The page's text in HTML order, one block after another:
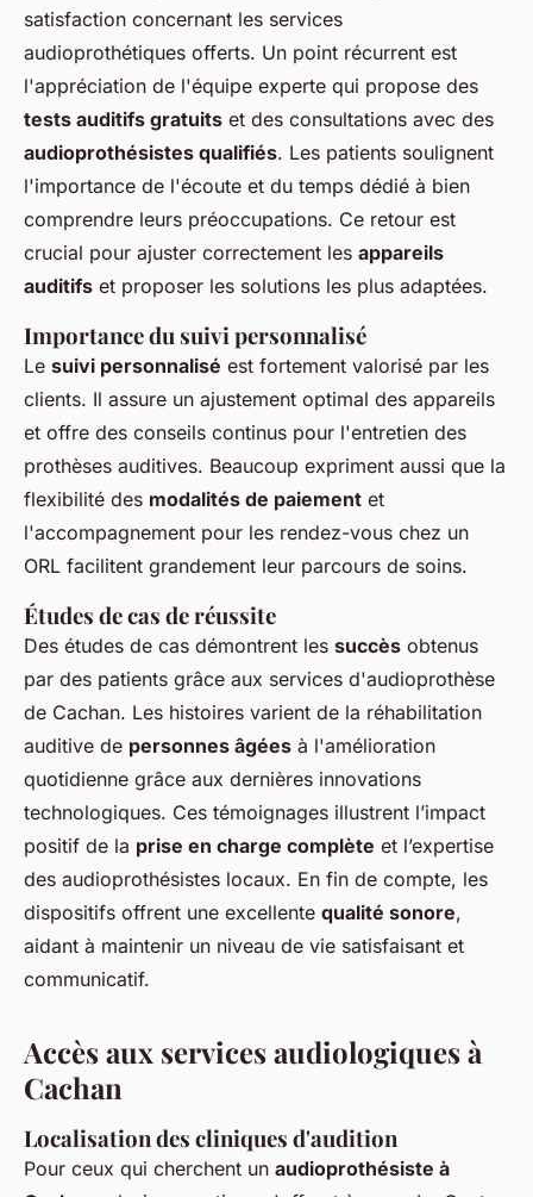
satisfaction concernant les services
audioprothétiques offerts. Un point récurrent est
l'appréciation de l'équipe experte qui propose des
tests auditifs gratuits et des consultations avec des
audioprothésistes qualifiés. Les patients soulignent
l'importance de l'écoute et du temps dédié à bien
comprendre leurs préoccupations. Ce retour est
crucial pour ajuster correctement les appareils
auditifs et proposer les solutions les plus adaptées.
Importance du suivi personnalisé
Le suivi personnalisé est fortement valorisé par les
clients. Il assure un ajustement optimal des appareils
et offre des conseils continus pour l'entretien des
prothèses auditives. Beaucoup expriment aussi que la
flexibilité des modalités de paiement et
l'accompagnement pour les rendez-vous chez un
ORL facilitent grandement leur parcours de soins.
Études de cas de réussite
Des études de cas démontrent les succès obtenus
par des patients grâce aux services d'audioprothèse
de Cachan. Les histoires varient de la réhabilitation
auditive de personnes âgées à l'amélioration
quotidienne grâce aux dernières innovations
technologiques. Ces témoignages illustrent l’impact
positif de la prise en charge complète et l’expertise
des audioprothésistes locaux. En fin de compte, les
dispositifs offrent une excellente qualité sonore,
aidant à maintenir un niveau de vie satisfaisant et
communicatif.
Accès aux services audiologiques à
Cachan
Localisation des cliniques d'audition
Pour ceux qui cherchent un audioprothésiste à